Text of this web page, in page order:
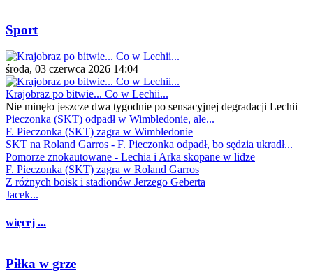
Sport
środa, 03 czerwca 2026 14:04
Krajobraz po bitwie... Co w Lechii...
Nie minęło jeszcze dwa tygodnie po sensacyjnej degradacji Lechii
Pieczonka (SKT) odpadł w Wimbledonie, ale...
F. Pieczonka (SKT) zagra w Wimbledonie
SKT na Roland Garros - F. Pieczonka odpadł, bo sędzia ukradł...
Pomorze znokautowane - Lechia i Arka skopane w lidze
F. Pieczonka (SKT) zagra w Roland Garros
Z różnych boisk i stadionów Jerzego Geberta
Jacek...
więcej ...
Piłka w grze